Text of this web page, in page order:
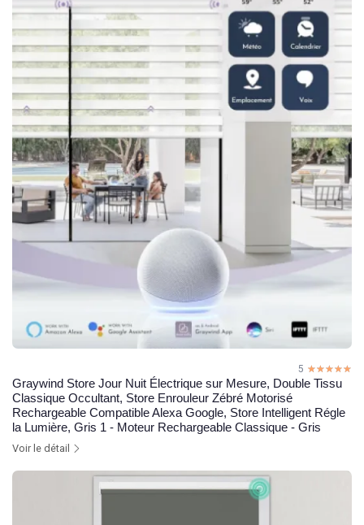
5 ☆☆☆☆☆
★★★★★
Graywind Store Jour Nuit Électrique sur Mesure, Double Tissu
Classique Occultant, Store Enrouleur Zébré Motorisé
Rechargeable Compatible Alexa Google, Store Intelligent Régle
la Lumière, Gris 1 - Moteur Rechargeable Classique - Gris
Voir le détail